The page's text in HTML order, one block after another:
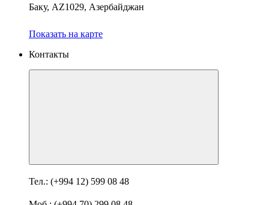
Баку, AZ1029, Азербайджан
Показать на карте
Контакты
Тел.: (+994 12) 599 08 48